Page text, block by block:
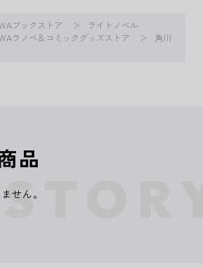
ブックストア
ライトノベル
ラノベ＆コミックグッズストア
角川
品
せん。